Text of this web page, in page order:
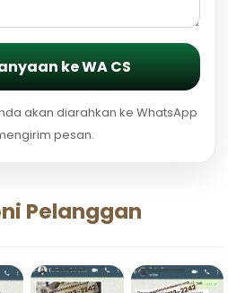
ke WA CS
akan diarahkan ke WhatsApp
pesan.
Pelanggan